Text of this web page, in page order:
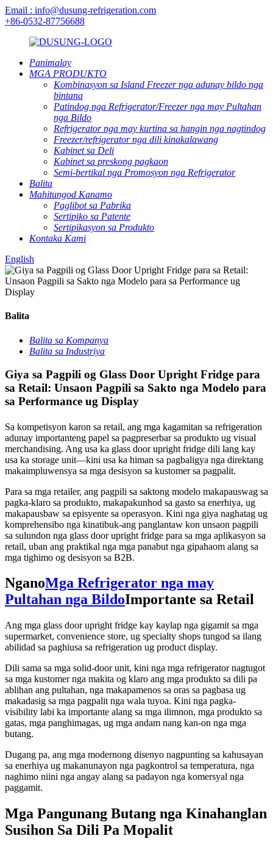
Email : info@dusung-refrigeration.com
+86-0532-87756688
Panimalay
MGA PRODUKTO
Kombinasyon sa Island Freezer nga adunay bildo nga
bintana
Patindog nga Refrigerator/Freezer nga may Pultahan
nga Bildo
Refrigerator nga may kurtina sa hangin nga nagtindog
Freezer/refrigerator nga dili kinakalawang
Kabinet sa Deli
Kabinet sa preskong pagkaon
Semi-bertikal nga Promosyon nga Refrigerator
Balita
Mahitungod Kanamo
Paglibot sa Pabrika
Sertipiko sa Patente
Sertipikasyon sa Produkto
Kontaka Kami
English
Balita
Balita sa Kompanya
Balita sa Industriya
Giya sa Pagpili og Glass Door Upright Fridge para
sa Retail: Unsaon Pagpili sa Sakto nga Modelo para
sa Performance ug Display
Sa kompetisyon karon sa retail, ang mga kagamitan sa refrigeration
adunay importanteng papel sa pagpreserbar sa produkto ug visual
merchandising. Ang usa ka glass door upright fridge dili lang kay
usa ka storage unit—kini usa ka himan sa pagbaligya nga direktang
makaimpluwensya sa mga desisyon sa kustomer sa pagpalit.
Para sa mga retailer, ang pagpili sa saktong modelo makapauswag sa
pagka-klaro sa produkto, makapakunhod sa gasto sa enerhiya, ug
makapausbaw sa episyente sa operasyon. Kini nga giya naghatag ug
komprehensibo nga kinatibuk-ang panglantaw kon unsaon pagpili
sa sulundon nga glass door upright fridge para sa mga aplikasyon sa
retail, uban ang praktikal nga mga panabut nga gipahaom alang sa
mga tighimo og desisyon sa B2B.
NganoMga Refrigerator nga may
Pultahan nga BildoImportante sa Retail
Ang mga glass door upright fridge kay kaylap nga gigamit sa mga
supermarket, convenience store, ug specialty shops tungod sa ilang
abilidad sa paghiusa sa refrigeration ug product display.
Dili sama sa mga solid-door unit, kini nga mga refrigerator nagtugot
sa mga kustomer nga makita og klaro ang mga produkto sa dili pa
ablihan ang pultahan, nga makapamenos sa oras sa pagbasa ug
makadasig sa mga pagpalit nga wala tuyoa. Kini nga pagka-
visibility labi ka importante alang sa mga ilimnon, mga produkto sa
gatas, mga panghimagas, ug mga andam nang kan-on nga mga
butang.
Dugang pa, ang mga modernong disenyo nagpunting sa kahusayan
sa enerhiya ug makanunayon nga pagkontrol sa temperatura, nga
naghimo niini nga angay alang sa padayon nga komersyal nga
paggamit.
Mga Pangunang Butang nga Kinahanglan
Susihon Sa Dili Pa Mopalit